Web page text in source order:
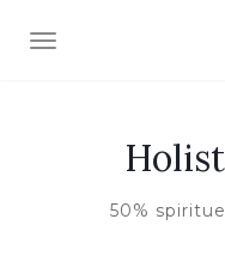
AFFICHER/
50%